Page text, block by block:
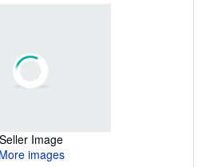
Seller Image
More images